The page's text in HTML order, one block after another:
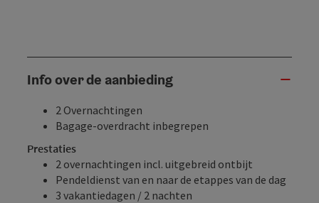
Info over de aanbieding
2 Overnachtingen
Bagage-overdracht inbegrepen
Prestaties
2 overnachtingen incl. uitgebreid ontbijt
Pendeldienst van en naar de etappes van de dag
3 vakantiedagen / 2 nachten